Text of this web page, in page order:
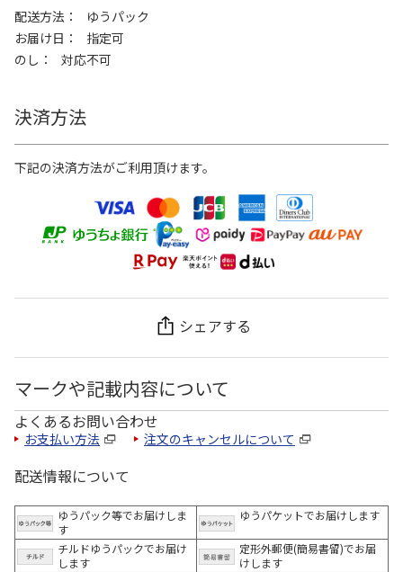
配送方法
ゆうパック
お届け日
指定可
のし
対応不可
決済方法
下記の決済方法がご利用頂けます。
シェアする
マークや記載内容について
よくあるお問い合わせ
お支払い方法 注文のキャンセルについて
配送情報について
ゆうパック等でお届けしま
す
ゆうパケットでお届けします
チルドゆうパックでお届け
します
定形外郵便(簡易書留)でお届
けします